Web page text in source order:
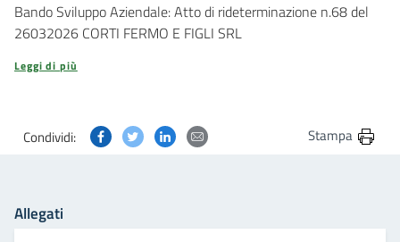
Bando Sviluppo Aziendale: Atto di rideterminazione n.68 del
26032026 CORTI FERMO E FIGLI SRL
Leggi di più
Condividi: Condividi questa pagina su Facebook
Condividi questa pagina su Twitter
Condividi questa pagina su Linkedin
Condividi questa pagina via
Stampa
Allegati